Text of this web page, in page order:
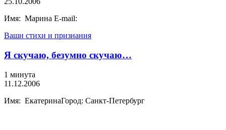
Имя: Марина E-mail:
Ваши стихи и признания
Я скучаю, безумно скучаю…
1 минута
11.12.2006
Имя: ЕкатеринаГород: Санкт-Петербург